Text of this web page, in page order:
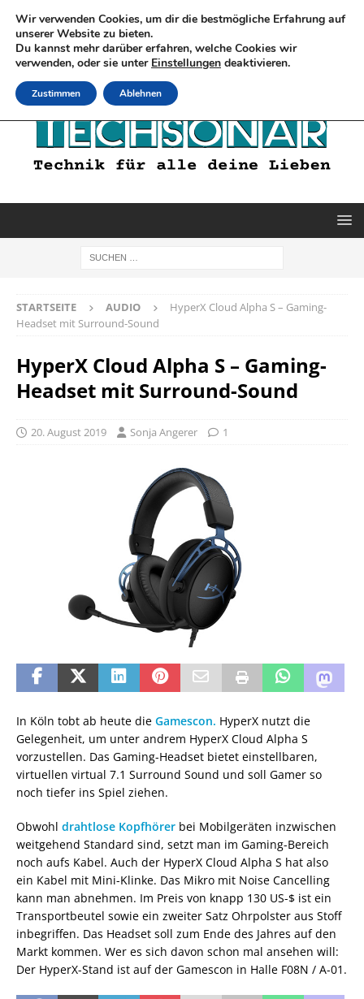
STARTSEITE AUDIO
HyperX Cloud Alpha S – Gaming-
Headset mit Surround-Sound
HyperX Cloud Alpha S – Gaming-
Headset mit Surround-Sound
20. August 2019 Sonja Angerer 1
In Köln tobt ab heute die Gamescon. HyperX nutzt die
Gelegenheit, um unter andrem HyperX Cloud Alpha S
vorzustellen. Das Gaming-Headset bietet einstellbaren,
virtuellen virtual 7.1 Surround Sound und soll Gamer so
noch tiefer ins Spiel ziehen.
Obwohl drahtlose Kopfhörer bei Mobilgeräten inzwischen
weitgehend Standard sind, setzt man im Gaming-Bereich
noch aufs Kabel. Auch der HyperX Cloud Alpha S hat also
ein Kabel mit Mini-Klinke. Das Mikro mit Noise Cancelling
kann man abnehmen. Im Preis von knapp 130 US-$ ist ein
Transportbeutel sowie ein zweiter Satz Ohrpolster aus Stoff
inbegriffen. Das Headset soll zum Ende des Jahres auf den
Markt kommen. Wer es sich davon schon mal ansehen will:
Der HyperX-Stand ist auf der Gamescon in Halle F08N / A-01.
Wir verwenden Cookies, um dir die bestmögliche Erfahrung auf
unserer Website zu bieten.
Du kannst mehr darüber erfahren, welche Cookies wir
verwenden, oder sie unter Einstellungen deaktivieren.
Zustimmen Ablehnen